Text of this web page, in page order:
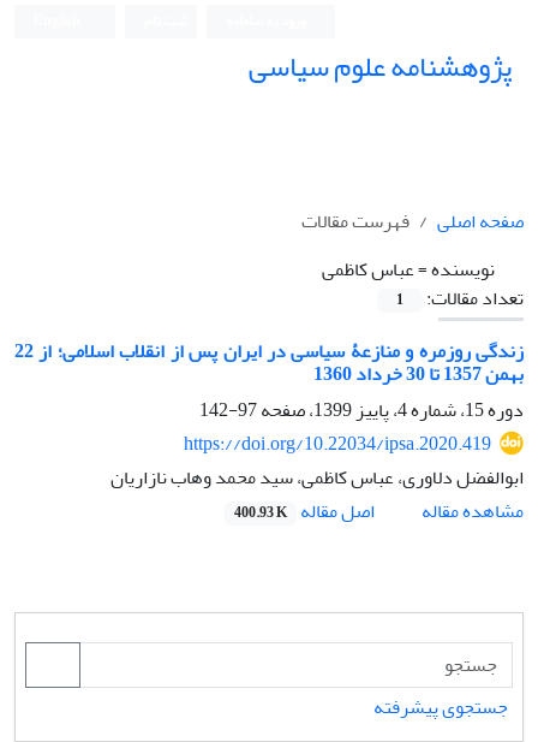
پژوهشنامه علوم سیاسی
صفحه اصلی
فهرست مقالات
نویسنده =عباس کاظمی
تعداد مقالات:
1
زندگی روزمره و منازعۀ سیاسی در ایران پس از انقلاب اسلامی؛ از 22
بهمن 1357 تا 30 خرداد 1360
دوره 15، شماره 4، پاییز 1399، صفحه
97-142
https://doi.org/10.22034/ipsa.2020.419
ابوالفضل دلاوری، عباس کاظمی، سید محمد وهاب نازاریان
مشاهده مقاله
اصل مقاله 400.93 K
جستجوی پیشرفته